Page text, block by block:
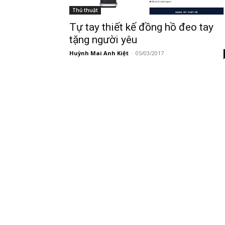
Thủ thuật
Tự tay thiết kế đồng hồ đeo tay
tặng người yêu
Huỳnh Mai Anh Kiệt - 05/03/2017